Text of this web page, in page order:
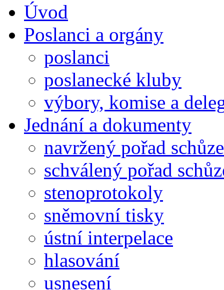
Úvod
Poslanci a orgány
poslanci
poslanecké kluby
výbory, komise a
Jednání a dokumenty
navržený pořad schůze
schválený pořad
stenoprotokoly
sněmovní tisky
ústní interpelace
hlasování
usnesení